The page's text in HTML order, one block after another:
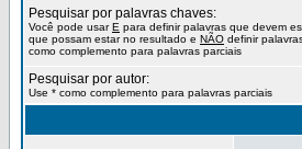
Pesquisar por palavras chaves:
Você pode usarE para definir palavras que devem
que possam estar no resultado e NÃO definir
como complemento para palavras parciais
Pesquisar por autor:
Use * como complemento para palavras parciais